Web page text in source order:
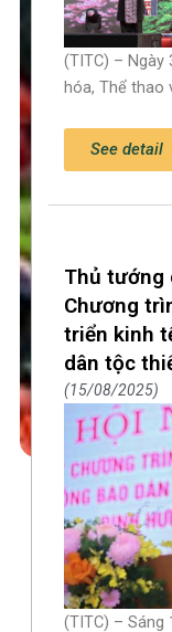
(TITC) – Ngày
hóa, Thể thao
See detail
Thủ tướng
Chương
triển kinh
dân tộc
15/08/2025
(TITC) – Sáng